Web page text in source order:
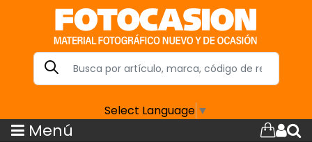
Select Language ▼
Menú